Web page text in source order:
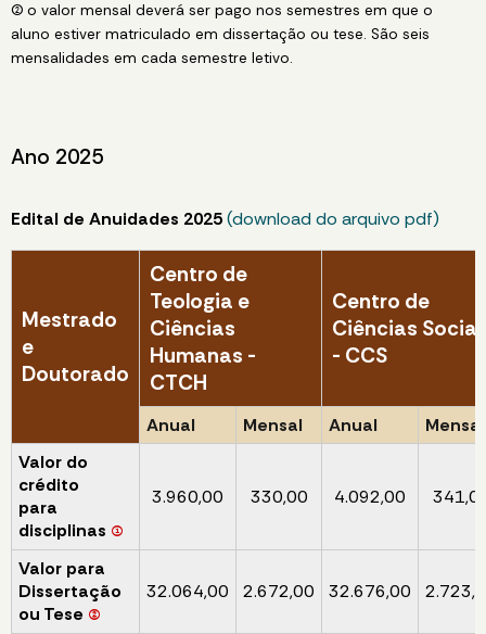
(2) o valor mensal deverá ser pago nos semestres em que o
aluno estiver matriculado em dissertação ou tese. São seis
mensalidades em cada semestre letivo.
Ano 2025
Edital de Anuidades 2025(download do arquivo pdf)
Mestrado
e
Doutorado
Centro de
Teologia e
Ciências
Humanas -
CTCH
Centro de
Ciências
- CCS
Anual Mensal Anual
Mensal
Valor do
crédito
para
disciplinas (1)
3.960,00 330,00 4.092,00
Valor para
Dissertação
ou Tese (2)
32.064,00 2.672,00 32.676,00